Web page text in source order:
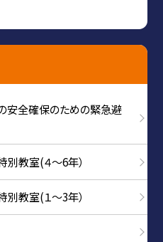
全確保のための緊急避
教室(４～6年）
教室(１～3年）